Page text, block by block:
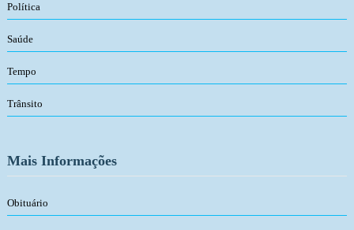
Política
Saúde
Tempo
Trânsito
Mais Informações
Obituário